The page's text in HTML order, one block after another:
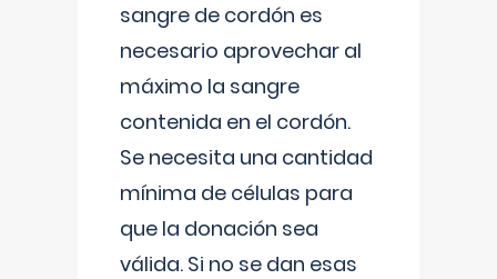
sangre de cordón es
necesario aprovechar al
máximo la sangre
contenida en el cordón.
Se necesita una cantidad
mínima de células para
que la donación sea
válida. Si no se dan esas